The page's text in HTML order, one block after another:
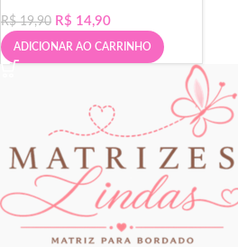
R$19,90 R$ 14,90
ADICIONAR AO CARRINHO